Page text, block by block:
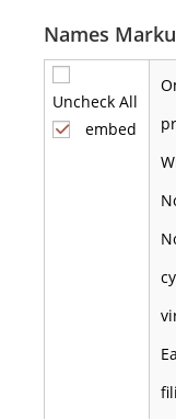
Names
Uncheck All
embed